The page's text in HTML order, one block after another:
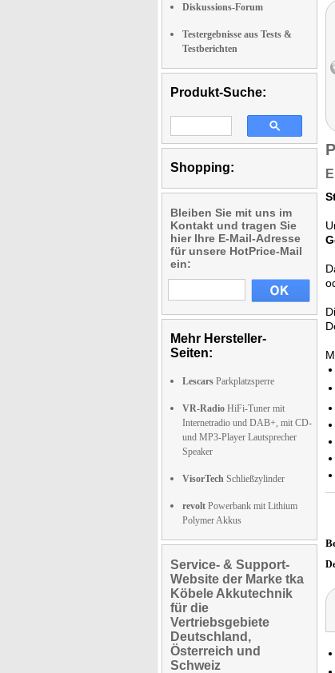
Diskussions-Forum
Testergebnisse aus Tests &
Testberichten
Produkt-Suche:
Shopping:
Bleiben Sie mit uns im
Kontakt und tragen Sie
hier Ihre E-Mail-Adresse
für unsere HotPrice-Mail
ein:
Mehr Hersteller-
Seiten:
Lescars Parkplatzsperre
VR-Radio HiFi-Tuner mit
Internetradio und DAB+, mit CD-
und MP3-Player Lautsprecher
Speaker
VisorTech Schließzylinder
revolt Powerbank mit Lithium
Polymer Akkus
Service- & Support-
Website der Marke tka
Köbele Akkutechnik
für die
Vertriebsgebiete
Deutschland,
Österreich und
Schweiz